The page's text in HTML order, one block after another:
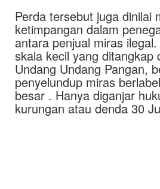
Perda tersebut juga dinilai
ketimpangan dalam
antara penjual miras
skala kecil yang ditangkap
Undang Undang Pangan,
penyelundup miras
besar . Hanya diganjar
kurungan atau denda 30